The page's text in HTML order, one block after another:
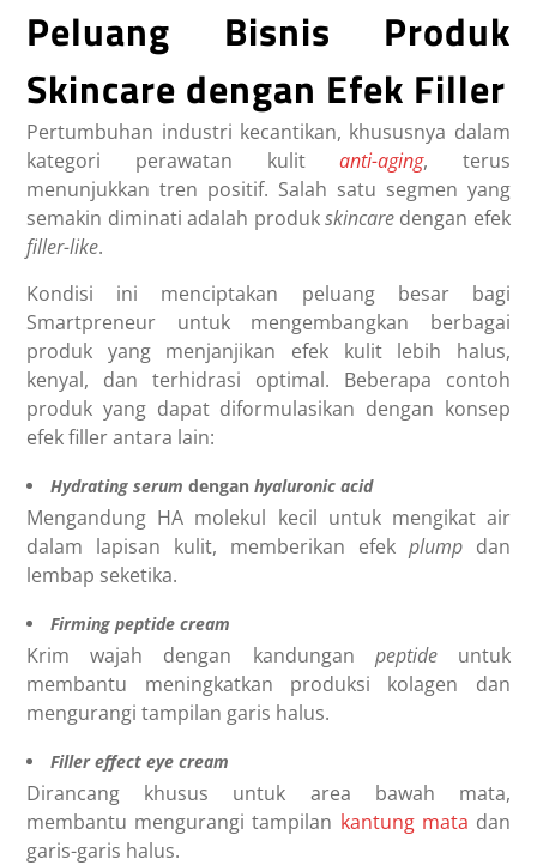
Peluang Bisnis Produk
Skincare dengan Efek Filler
Pertumbuhan industri kecantikan, khususnya dalam
kategori perawatan kulitanti-aging, terus
menunjukkan tren positif. Salah satu segmen yang
semakin diminati adalah produkskincare dengan efek
filler-like.
Kondisi ini menciptakan peluang besar bagi
Smartpreneur untuk mengembangkan berbagai
produk yang menjanjikan efek kulit lebih halus,
kenyal, dan terhidrasi optimal. Beberapa contoh
produk yang dapat diformulasikan dengan konsep
efek filler antara lain:
Hydrating serumdengan hyaluronic acid
Mengandung HA molekul kecil untuk mengikat air
dalam lapisan kulit, memberikan efek plumpdan
lembap seketika.
Firming peptide cream
Krim wajah dengan kandungan peptideuntuk
membantu meningkatkan produksi kolagen dan
mengurangi tampilan garis halus.
Filler effect eye cream
Dirancang khusus untuk area bawah mata,
membantu mengurangi tampilan kantung mata dan
garis-garis halus.